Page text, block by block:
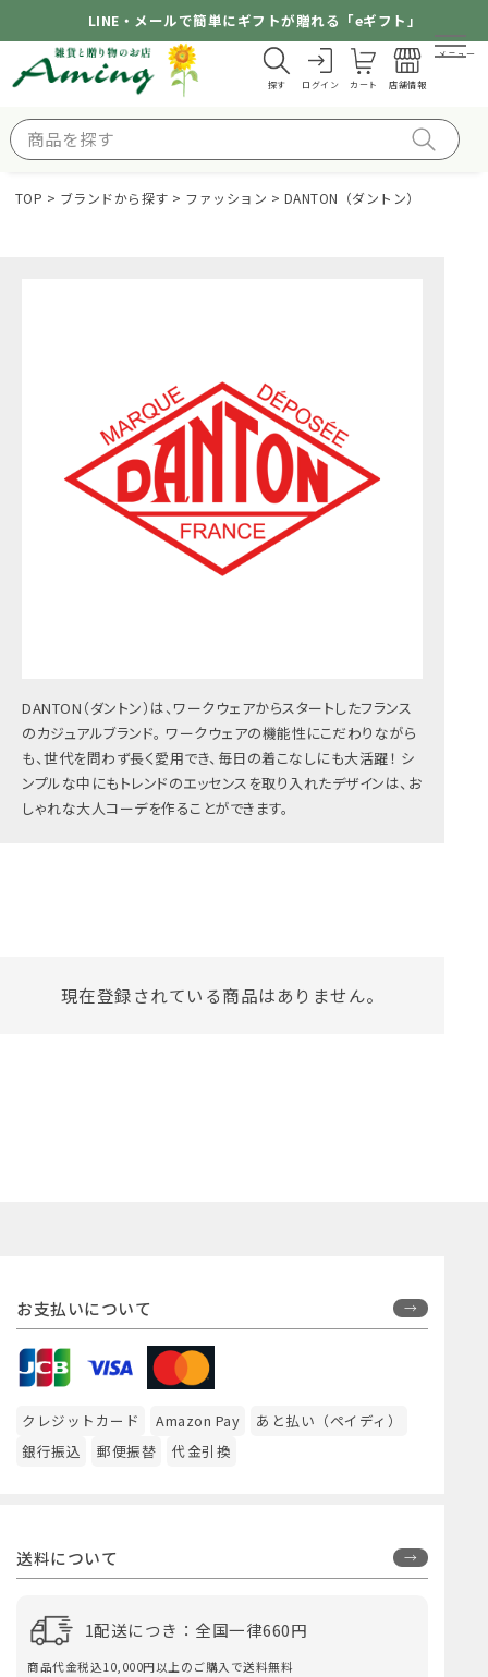
LINE・メールで簡単にギフトが贈れる「eギフト」
探す ログイン カート 店舗情報
メニュー
TOP ブランドから探す ファッション DANTON（ダントン）
DANTON（ダントン）は、ワークウェアからスタートしたフランス
のカジュアルブランド。 ワークウェアの機能性にこだわりながら
も、世代を問わず長く愛用でき、毎日の着こなしにも大活躍！ シ
ンプルな中にもトレンドのエッセンスを取り入れたデザインは、お
しゃれな大人コーデを作ることができます。
現在登録されている商品はありません。
お支払いについて
クレジットカード Amazon Pay
あと払い（ペイディ）
銀行振込
郵便振替 代金引換
送料について
1配送につき：全国一律660円
商品代金税込10,000円以上のご購入で送料無料